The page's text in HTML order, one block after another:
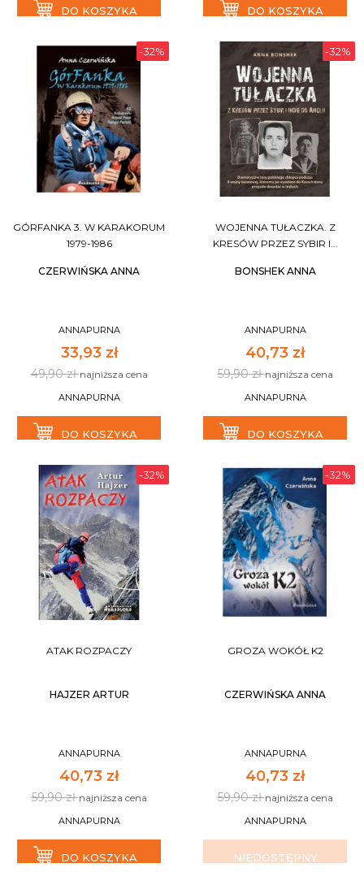
DO KOSZYKA DO KOSZYKA
-32%
GÓRFANKA 3. W KARAKORUM
1979-1986
CZERWIŃSKA ANNA
ANNAPURNA
33,93 zł
49,90 złnajniższa cena
ANNAPURNA
DO KOSZYKA
-32%
WOJENNA TUŁACZKA. Z
KRESÓW PRZEZ SYBIR I...
BONSHEK ANNA
ANNAPURNA
40,73 zł
59,90 złnajniższa cena
ANNAPURNA
DO KOSZYKA
-32%
ATAK ROZPACZY
HAJZER ARTUR
ANNAPURNA
40,73 zł
59,90 złnajniższa cena
ANNAPURNA
DO KOSZYKA
-32%
GROZA WOKÓŁ K2
CZERWIŃSKA ANNA
ANNAPURNA
40,73 zł
59,90 złnajniższa cena
ANNAPURNA
NIEDOSTĘPNY